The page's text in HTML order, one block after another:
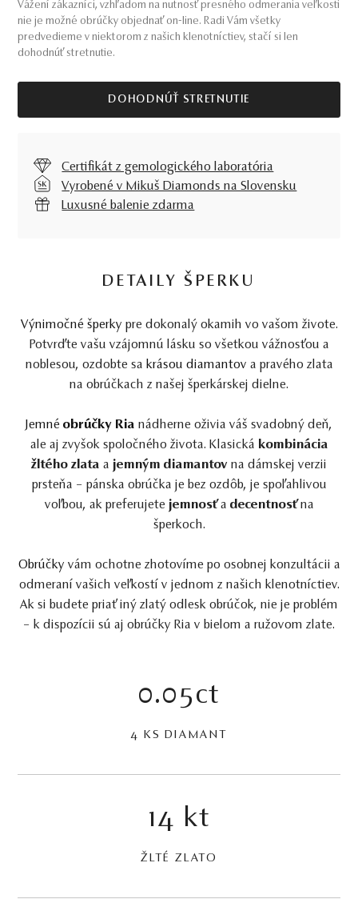
Vážení zákazníci, vzhľadom na nutnosť presného odmerania veľkosti
nie je možné obrúčky objednať on-line. Radi Vám všetky
predvedieme v niektorom z našich klenotníctiev, stačí si len
dohodnúť stretnutie.
DOHODNÚŤ STRETNUTIE
Certifikát z gemologického laboratória
Vyrobené v Mikuš Diamonds na Slovensku
Luxusné balenie zdarma
DETAILY ŠPERKU
Výnimočné šperky pre dokonalý okamih vo vašom živote.
Potvrďte vašu vzájomnú lásku so všetkou vážnosťou a
noblesou, ozdobte sa krásou diamantov a pravého zlata
na obrúčkach z našej šperkárskej dielne.
Jemné obrúčky Ria nádherne oživia váš svadobný deň,
ale aj zvyšok spoločného života. Klasická kombinácia
žltého zlata a jemným diamantov na dámskej verzii
prsteňa – pánska obrúčka je bez ozdôb, je spoľahlivou
voľbou, ak preferujete jemnosťa decentnosťna
šperkoch.
Obrúčky vám ochotne zhotovíme po osobnej konzultácii a
odmeraní vašich veľkostí v jednom z našich klenotníctiev.
Ak si budete priať iný zlatý odlesk obrúčok, nie je problém
– k dispozícii sú aj obrúčky Ria v bielom a ružovom zlate.
0.05ct
4 KS DIAMANT
14 kt
ŽLTÉ ZLATO